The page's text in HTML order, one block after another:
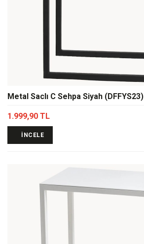
Metal Saclı C Sehpa Siyah (DFFYS23)
1.999,90 TL
İNCELE